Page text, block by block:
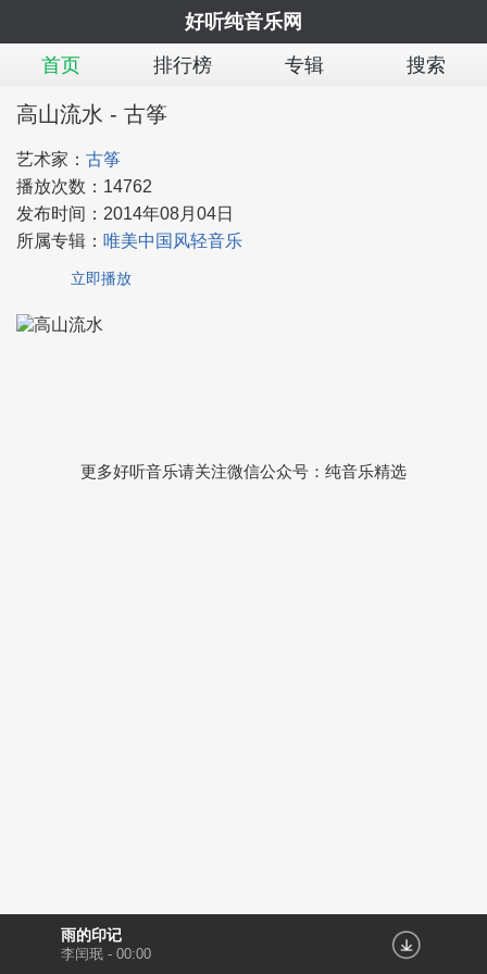
好听纯音乐网
首页
排行榜 专辑 搜索
高山流水 - 古筝
艺术家： 古筝
播放次数： 14762
发布时间： 2014年08月04日
所属专辑： 唯美中国风轻音乐
立即播放
更多好听音乐请关注微信公众号：纯音乐精选
雨的印记
李闰珉 - 00:00